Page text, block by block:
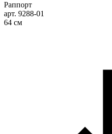
Раппорт
арт. 9288-01
64 см